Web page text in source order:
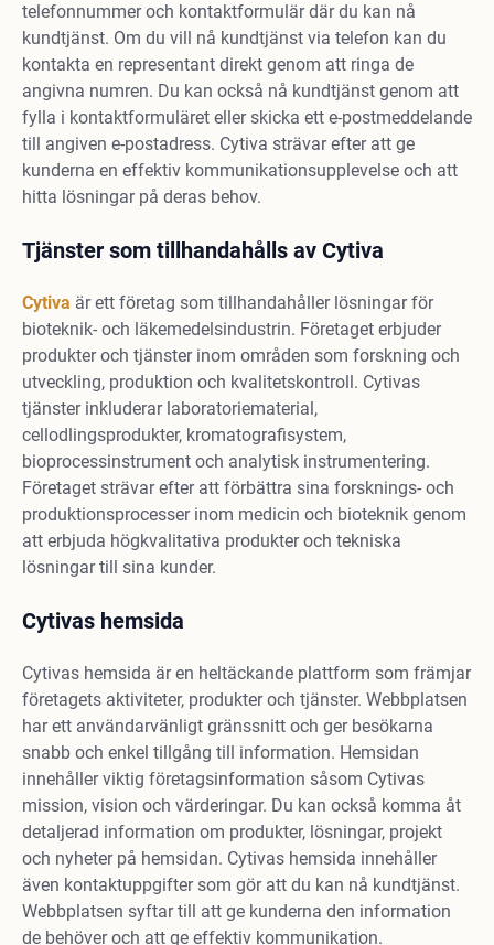
telefonnummer och kontaktformulär där du kan nå
kundtjänst. Om du vill nå kundtjänst via telefon kan du
kontakta en representant direkt genom att ringa de
angivna numren. Du kan också nå kundtjänst genom att
fylla i kontaktformuläret eller skicka ett e-postmeddelande
till angiven e-postadress. Cytiva strävar efter att ge
kunderna en effektiv kommunikationsupplevelse och att
hitta lösningar på deras behov.
Tjänster som tillhandahålls av Cytiva
Cytiva är ett företag som tillhandahåller lösningar för
bioteknik- och läkemedelsindustrin. Företaget erbjuder
produkter och tjänster inom områden som forskning och
utveckling, produktion och kvalitetskontroll. Cytivas
tjänster inkluderar laboratoriematerial,
cellodlingsprodukter, kromatografisystem,
bioprocessinstrument och analytisk instrumentering.
Företaget strävar efter att förbättra sina forsknings- och
produktionsprocesser inom medicin och bioteknik genom
att erbjuda högkvalitativa produkter och tekniska
lösningar till sina kunder.
Cytivas hemsida
Cytivas hemsida är en heltäckande plattform som främjar
företagets aktiviteter, produkter och tjänster. Webbplatsen
har ett användarvänligt gränssnitt och ger besökarna
snabb och enkel tillgång till information. Hemsidan
innehåller viktig företagsinformation såsom Cytivas
mission, vision och värderingar. Du kan också komma åt
detaljerad information om produkter, lösningar, projekt
och nyheter på hemsidan. Cytivas hemsida innehåller
även kontaktuppgifter som gör att du kan nå kundtjänst.
Webbplatsen syftar till att ge kunderna den information
de behöver och att ge effektiv kommunikation.